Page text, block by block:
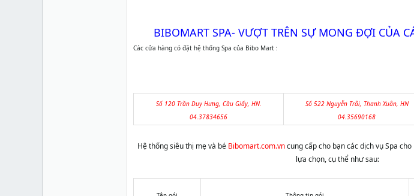
BIBOMART SPA- VƯỢT TRÊN SỰ MONG ĐỢI CỦA
Các cửa hàng có đặt hệ thống Spa của Bibo Mart :
Số 120 Trần Duy Hưng, Cầu Giấy, HN.
04.37834656
Số 522 Nguyễn Trãi, Thanh Xuân, HN
04.35690168
Hệ thống siêu thị mẹ và bé Bibomart.com.vncung cấp cho bạn các dịch vụ Spa
lựa chọn, cụ thể như sau: